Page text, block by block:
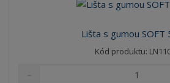
Lišta s gumou SOFT
Kód produktu: